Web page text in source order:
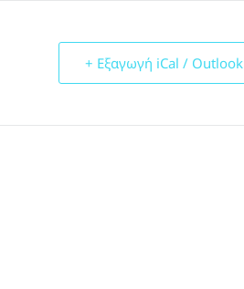
+ Εξαγωγή iCal / Outlook